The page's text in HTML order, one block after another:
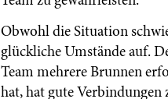
Obwohl die Situation
glückliche Umstände auf.
Team mehrere Brunnen
hat, hat gute